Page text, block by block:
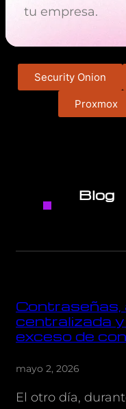
tu empresa.
Security Onion
Proxmox
Blog
centralizada y
exceso de
mayo 2, 2026
El otro día,